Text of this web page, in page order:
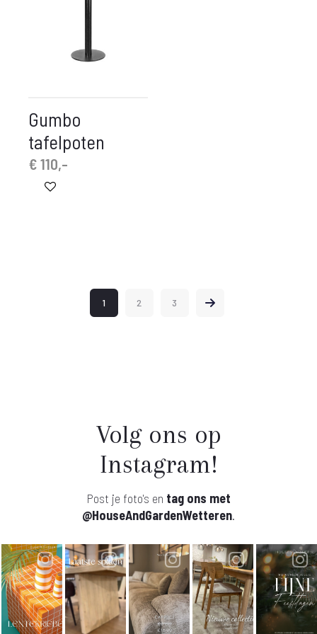
Gumbo
tafelpoten
€110,-
1 2 3
Volg ons op
Instagram!
Post je foto's en tag ons met
@HouseAndGardenWetteren.